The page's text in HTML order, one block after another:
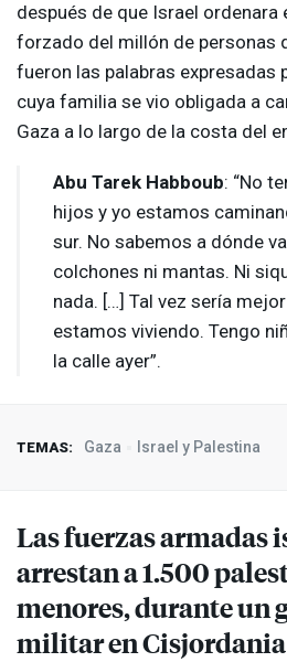
después de que Israel ordenara
forzado del millón de personas
fueron las palabras expresadas
cuya familia se vio obligada a
Gaza a lo largo de la costa del
Abu Tarek Habboub: “No
hijos y yo estamos
sur. No sabemos a dónde
colchones ni mantas. Ni
nada. […] Tal vez sería
estamos viviendo. Tengo
la calle ayer”.
TEMAS: Gaza Israel y Palestina
Las fuerzas armadas
arrestan a 1.500
menores, durante un
militar en Cisjordania